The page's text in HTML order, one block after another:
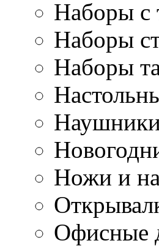
Наборы с
Наборы
Наборы
Ножи и
Офисные